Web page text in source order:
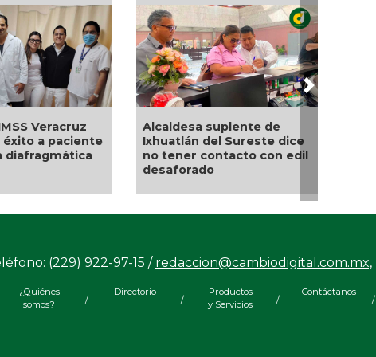
es el precio del
07 de agosto?
Municipio arrancará
primera etapa de
rehabilitación en el
boulevard 5 de febrero
Next
(229) 922-97-15 / redaccion@cambiodigital.com.mx,
¿Quiénes
somos?
/
Directorio
/
Productos
y Servicios
/
Contáctanos
/